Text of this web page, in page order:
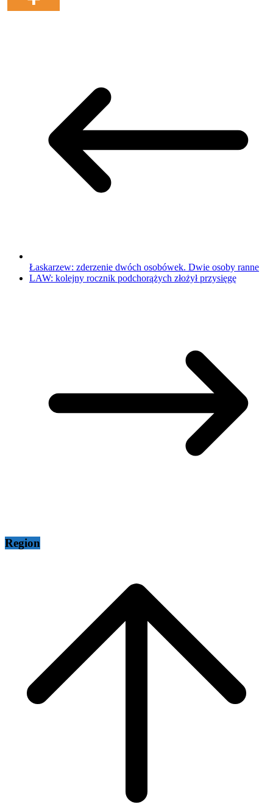
Łaskarzew: zderzenie dwóch osobówek. Dwie osoby ranne
LAW: kolejny rocznik podchorążych złożył przysięgę
Region